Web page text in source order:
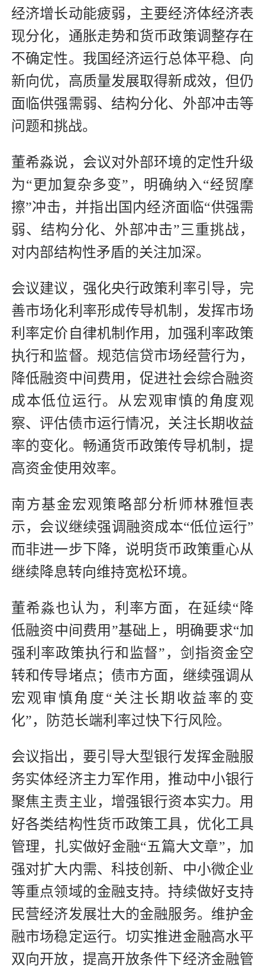
经济增长动能疲弱，主要经济体经济表
现分化，通胀走势和货币政策调整存在
不确定性。我国经济运行总体平稳、向
新向优，高质量发展取得新成效，但仍
面临供强需弱、结构分化、外部冲击等
问题和挑战。
董希淼说，会议对外部环境的定性升级
为“更加复杂多变”，明确纳入“经贸摩
擦”冲击，并指出国内经济面临“供强需
弱、结构分化、外部冲击”三重挑战，
对内部结构性矛盾的关注加深。
会议建议，强化央行政策利率引导，完
善市场化利率形成传导机制，发挥市场
利率定价自律机制作用，加强利率政策
执行和监督。规范信贷市场经营行为，
降低融资中间费用，促进社会综合融资
成本低位运行。从宏观审慎的角度观
察、评估债市运行情况，关注长期收益
率的变化。畅通货币政策传导机制，提
高资金使用效率。
南方基金宏观策略部分析师林雅恒表
示，会议继续强调融资成本“低位运行”
而非进一步下降，说明货币政策重心从
继续降息转向维持宽松环境。
董希淼也认为，利率方面，在延续“降
低融资中间费用”基础上，明确要求“加
强利率政策执行和监督”，剑指资金空
转和传导堵点；债市方面，继续强调从
宏观审慎角度“关注长期收益率的变
化”，防范长端利率过快下行风险。
会议指出，要引导大型银行发挥金融服
务实体经济主力军作用，推动中小银行
聚焦主责主业，增强银行资本实力。用
好各类结构性货币政策工具，优化工具
管理，扎实做好金融“五篇大文章”，加
强对扩大内需、科技创新、中小微企业
等重点领域的金融支持。持续做好支持
民营经济发展壮大的金融服务。维护金
融市场稳定运行。切实推进金融高水平
双向开放，提高开放条件下经济金融管